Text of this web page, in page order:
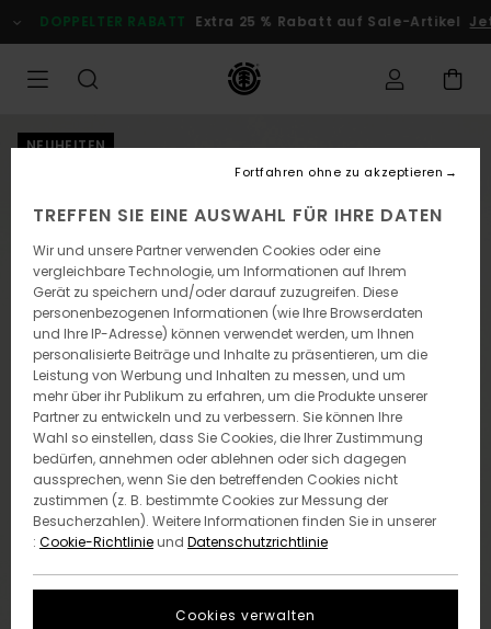
zur
Produktinformation
DOPPELTER RABATT Extra 25 % Rabatt auf Sale-Artikel
NEUHEITEN
TREFFEN SIE EINE AUSWAHL FÜR IHRE DATEN
Wir und unsere Partner verwenden Cookies oder eine
vergleichbare Technologie, um Informationen auf Ihrem
Gerät zu speichern und/oder darauf zuzugreifen. Diese
personenbezogenen Informationen (wie Ihre Browserdaten
und Ihre IP-Adresse) können verwendet werden, um Ihnen
personalisierte Beiträge und Inhalte zu präsentieren, um die
Leistung von Werbung und Inhalten zu messen, und um
mehr über ihr Publikum zu erfahren, um die Produkte unserer
Partner zu entwickeln und zu verbessern. Sie können Ihre
Wahl so einstellen, dass Sie Cookies, die Ihrer Zustimmung
bedürfen, annehmen oder ablehnen oder sich dagegen
aussprechen, wenn Sie den betreffenden Cookies nicht
zustimmen (z. B. bestimmte Cookies zur Messung der
Besucherzahlen). Weitere Informationen finden Sie in unserer
: Cookie-Richtlinieund Datenschutzrichtlinie
Cookies verwalten
Fortfahren ohne zu akzeptieren